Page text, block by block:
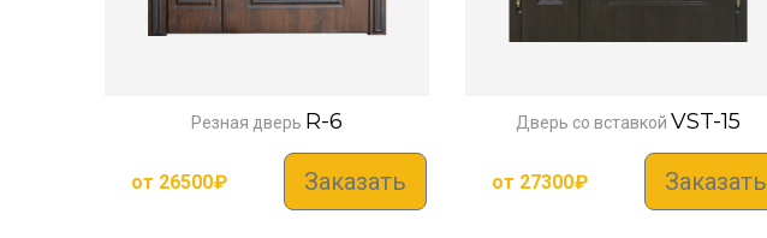
Резная дверь R-6
от 26500₽ Заказать
Дверь со вставкой VST-15
от 27300₽ Заказать